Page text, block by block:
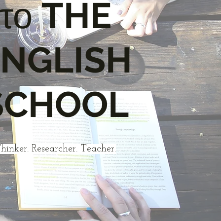
THE
Researcher. Teacher.